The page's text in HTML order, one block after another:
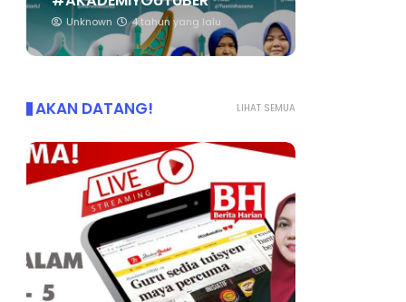
Unknown 4 tahun yang lalu
LIHAT SEMUA
AKAN DATANG!